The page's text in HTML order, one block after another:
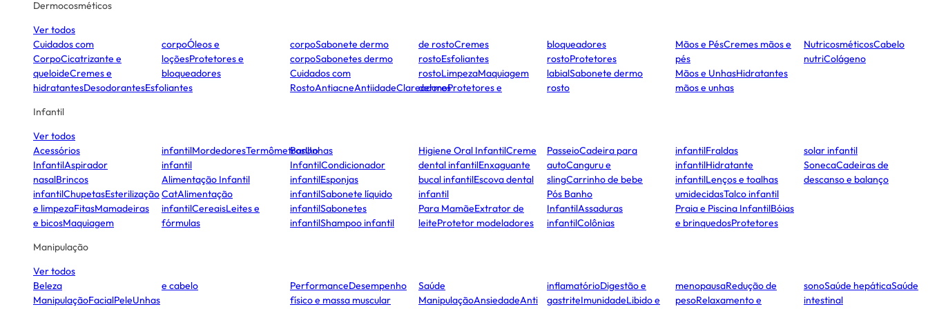
Dermocosméticos
Ver todos
Cuidados com
CorpoCicatrizante e
queloideCremes e
hidratantesDesodorantesEsfoliantes
corpoÓleos e
loçõesProtetores e
bloqueadores
corpoSabonete dermo
corpoSabonetes dermo
Cuidados com
RostoAntiacneAntiidadeClareadores
de rostoCremes
rostoEsfoliantes
rostoLimpezaMaquiagem
dermoProtetores e
bloqueadores
rostoProtetores
labialSabonete dermo
rosto
Mãos e PésCremes mãos e
pés
Mãos e UnhasHidratantes
mãos e unhas
NutricosméticosCabelo
nutriColágeno
Infantil
Ver todos
Acessórios
InfantilAspirador
nasalBrincos
infantilChupetasEsterilização
e limpezaFitasMamadeiras
e bicosMaquiagem
infantilMordedoresTermômetrosUnhas
infantil
Alimentação Infantil
CatAlimentação
infantilCereaisLeites e
fórmulas
Banho
InfantilCondicionador
infantilEsponjas
infantilSabonete líquido
infantilSabonetes
infantilShampoo infantil
Higiene Oral InfantilCreme
dental infantilEnxaguante
bucal infantilEscova dental
infantil
Para MamãeExtrator de
leiteProtetor modeladores
PasseioCadeira para
autoCanguru e
slingCarrinho de bebe
Pós Banho
InfantilAssaduras
infantilColônias
infantilFraldas
infantilHidratante
infantilLenços e toalhas
umidecidasTalco infantil
Praia e Piscina InfantilBóias
e brinquedosProtetores
solar infantil
SonecaCadeiras de
descanso e balanço
Manipulação
Ver todos
Beleza
ManipulaçãoFacialPeleUnhas
e cabelo PerformanceDesempenho
físico e massa muscular
Saúde
ManipulaçãoAnsiedadeAnti
inflamatórioDigestão e
gastriteImunidadeLibido e
menopausaRedução de
pesoRelaxamento e
sonoSaúde hepáticaSaúde
intestinal